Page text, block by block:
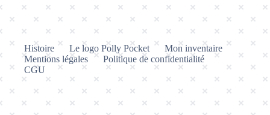
Histoire Le logo Polly Pocket
Mon inventaire
Mentions légales
Politique de confidentialité
CGU